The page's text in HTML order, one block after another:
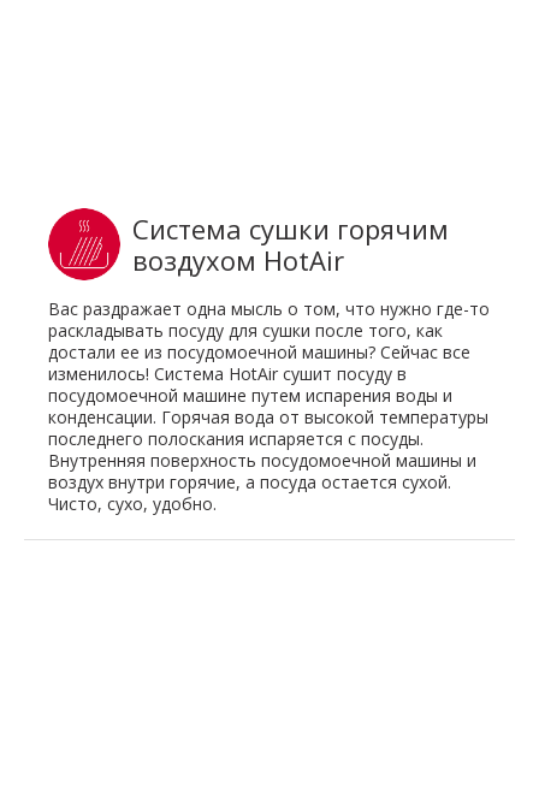
Система сушки горячим
воздухом HotAir
Вас раздражает одна мысль о том, что нужно где-то
раскладывать посуду для сушки после того, как
достали ее из посудомоечной машины? Сейчас все
изменилось! Система HotAir сушит посуду в
посудомоечной машине путем испарения воды и
конденсации. Горячая вода от высокой температуры
последнего полоскания испаряется с посуды.
Внутренняя поверхность посудомоечной машины и
воздух внутри горячие, а посуда остается сухой.
Чисто, сухо, удобно.